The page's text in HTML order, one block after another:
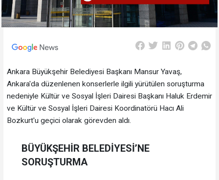
Ankara Büyükşehir Belediyesi Başkanı Mansur Yavaş,
Ankara'da düzenlenen konserlerle ilgili yürütülen soruşturma
nedeniyle Kültür ve Sosyal İşleri Dairesi Başkanı Haluk Erdemir
ve Kültür ve Sosyal İşleri Dairesi Koordinatörü Hacı Ali
Bozkurt'u geçici olarak görevden aldı.
BÜYÜKŞEHİR BELEDİYESİ’NE
SORUŞTURMA